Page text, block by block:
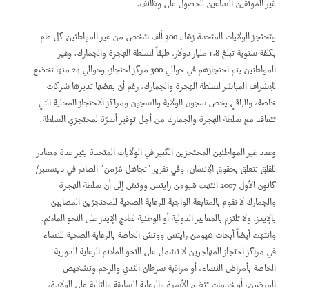
غير الموثقين الساعين للحصول على وظائف.
وتحتجز الولايات المتحدة زهاء 300 ألف شخص من غير المواطنين كل عام
بكلفة سنوية تبلغ 1.8 مليار دولار، طبقاً لسلطة الهجرة والجمارك. وغير
المواطنين يتم احتجازهم في حوالي 300 مركز احتجاز، وحوالي 24 منها تخضع
للإشراف المباشر لسلطة الهجرة والجمارك، رغم أن بعضها تديرها شركات
خاصة، والباقي يخص سجون الولاية والسجون ومراكز الاحتجاز المحلية التي
تتعاقد مع سلطة الهجرة والجمارك من أجل توفير أسرّة لمحتجزي السلطة.
وعدد غير المواطنين المحتجزين الكبير في الولايات المتحدة يثير عدة مصادر
للقلق تتعلق بحقوق الإنسان. وفي تقرير "تجاهل مُزمن" الصادر في ديسمبر/
كانون الأول 2007 انتهت هيومن رايتس ووتش إلى أن سلطة الهجرة
والجمارك لا تقوم بالمتابعة الواجبة للرعاية الصحية للمحتجزين المصابين
بالإيدز، ولا تلتزم بالمعايير الدولية أو الوطنية لعلاج الإيدز على النحو الملائم.
وانتهت أيضاً أبحاث هيومن رايتس ووتش الخاصة بالرعاية الصحية للنساء
في مراكز احتجاز المهاجرين لا تشمل على النحو الملائم الرعاية الدورية
الخاصة بأمراض النساء، أو مراقبة سرطان الثدي والرحم وتشخيص